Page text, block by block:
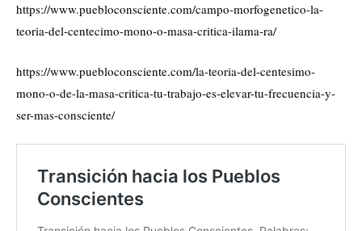
https://www.puebloconsciente.com/campo-morfogenetico-la-
teoria-del-centecimo-mono-o-masa-critica-ilama-ra/
https://www.puebloconsciente.com/la-teoria-del-centesimo-
mono-o-de-la-masa-critica-tu-trabajo-es-elevar-tu-frecuencia-y-
ser-mas-consciente/